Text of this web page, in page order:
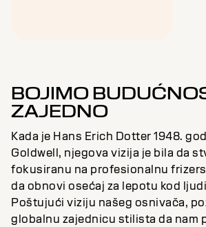
BOJIMO
ZAJEDNO
Kada je Hans Erich Dotter 1948.
Goldwell, njegova vizija je bila da
fokusiranu na profesionalnu
da obnovi osećaj za lepotu kod
Poštujući viziju našeg osnivača,
globalnu zajednicu stilista da nam